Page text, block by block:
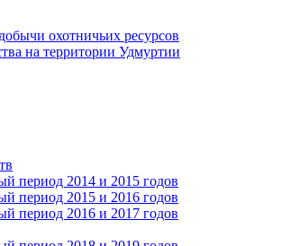
охотничьих ресурсов
на территории Удмуртии
период 2014 и 2015 годов
период 2015 и 2016 годов
период 2016 и 2017 годов